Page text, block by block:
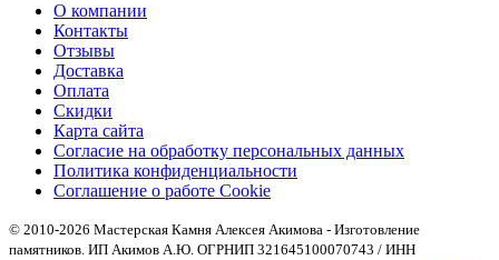
О компании
Контакты
Отзывы
Доставка
Оплата
Скидки
Карта сайта
Согласие на обработку персональных данных
Политика конфиденциальности
Соглашение о работе Cookie
© 2010-2026 Мастерская Камня Алексея Акимова - Изготовление
памятников. ИП Акимов А.Ю. ОГРНИП 321645100070743 / ИНН